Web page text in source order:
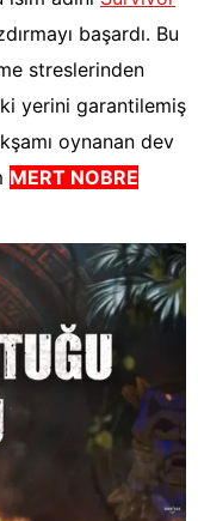
başardı. Bu
streslerinden
yerini garantilemiş
oynanan dev
MERT NOBRE